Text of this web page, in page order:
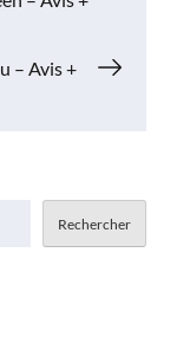
– Avis +
Rechercher